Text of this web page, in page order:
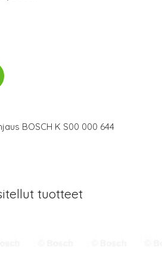
BOSCH K S00 000 644
tuotteet